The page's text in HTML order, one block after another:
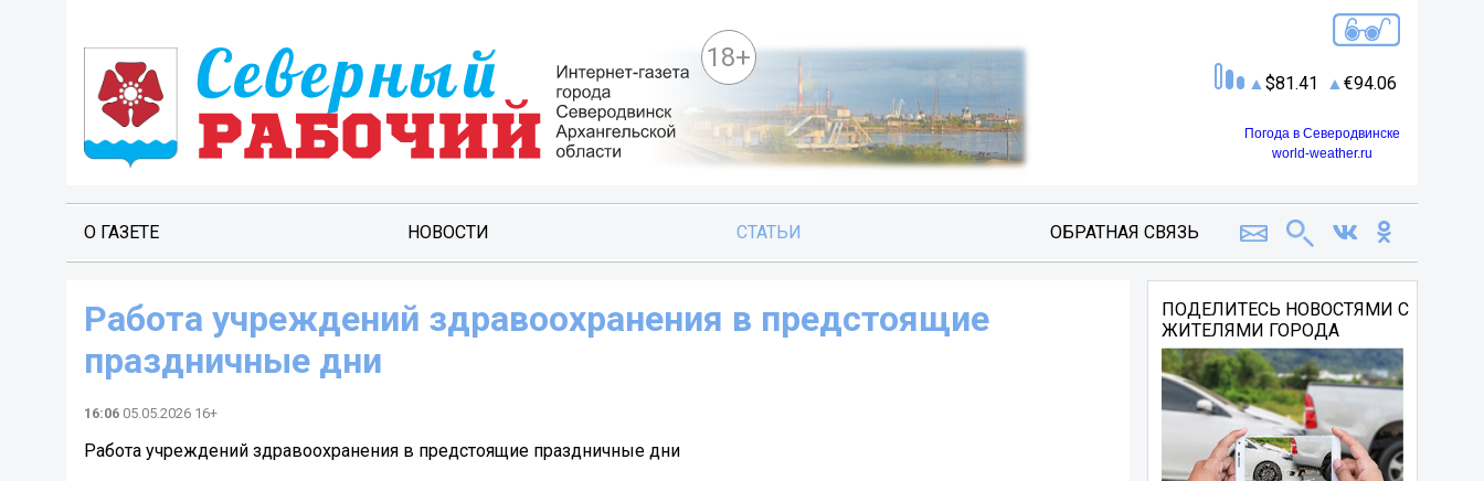
18+
81.41 94.06
Погода в Северодвинске
world-weather.ru
О ГАЗЕТЕ НОВОСТИ СТАТЬИ ОБРАТНАЯ СВЯЗЬ
Работа учреждений здравоохранения в предстоящие
праздничные дни
16:06 05.05.2026 16+
Работа учреждений здравоохранения в предстоящие праздничные дни
ПОДЕЛИТЕСЬ НОВОСТЯМИ С
ЖИТЕЛЯМИ ГОРОДА